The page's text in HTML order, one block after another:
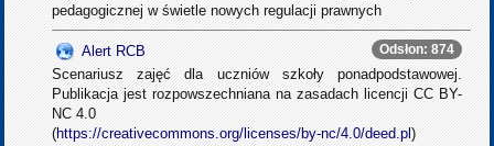
pedagogicznej w świetle nowych regulacji prawnych
Odsłon: 874
Alert RCB
Scenariusz zajęć dla uczniów szkoły ponadpodstawowej.
Publikacja jest rozpowszechniana na zasadach licencji CC BY-
NC 4.0
(https://creativecommons.org/licenses/by-nc/4.0/deed.pl)